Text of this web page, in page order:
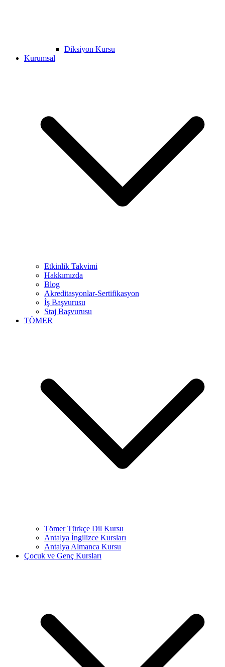
Diksiyon Kursu
Kurumsal
Etkinlik Takvimi
Hakkımızda
Blog
Akreditasyonlar-Sertifikasyon
İş Başvurusu
Staj Başvurusu
TÖMER
Tömer Türkçe Dil Kursu
Antalya İngilizce Kursları
Antalya Almanca Kursu
Çocuk ve Genç Kursları